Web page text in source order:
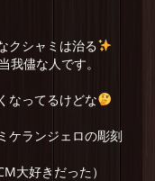
クシャミは治る
我儘な人です。
なってるけどな
ケランジェロの彫刻
大好きだった）